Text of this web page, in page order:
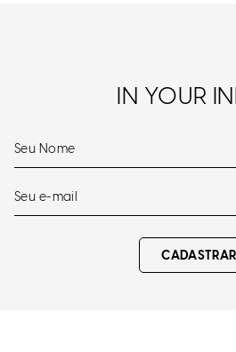
IN YOUR
CADASTRAR